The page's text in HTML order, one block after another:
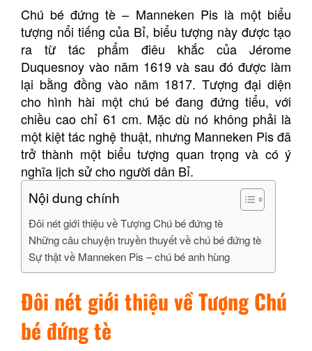
Chú bé đứng tè – Manneken Pis là một biểu
tượng nổi tiếng của Bỉ, biểu tượng này được tạo
ra từ tác phẩm điêu khắc của Jérome
Duquesnoy vào năm 1619 và sau đó được làm
lại bằng đồng vào năm 1817. Tượng đại diện
cho hình hài một chú bé đang đứng tiểu, với
chiều cao chỉ 61 cm. Mặc dù nó không phải là
một kiệt tác nghệ thuật, nhưng Manneken Pis đã
trở thành một biểu tượng quan trọng và có ý
nghĩa lịch sử cho người dân Bỉ.
Nội dung chính
Đôi nét giới thiệu về Tượng Chú bé đứng tè
Những câu chuyện truyền thuyết về chú bé đứng tè
Sự thật về Manneken Pis – chú bé anh hùng
Đôi nét giới thiệu về Tượng Chú
bé đứng tè